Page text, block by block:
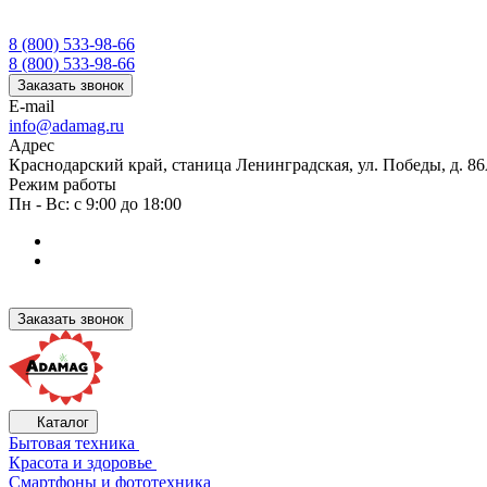
8 (800) 533-98-66
8 (800) 533-98-66
Заказать звонок
E-mail
info@adamag.ru
Адрес
Краснодарский край, станица Ленинградская, ул. Победы, д.
Режим работы
Пн - Вс: с 9:00 до 18:00
Заказать звонок
Каталог
Бытовая техника
Красота и здоровье
Смартфоны и фототехника